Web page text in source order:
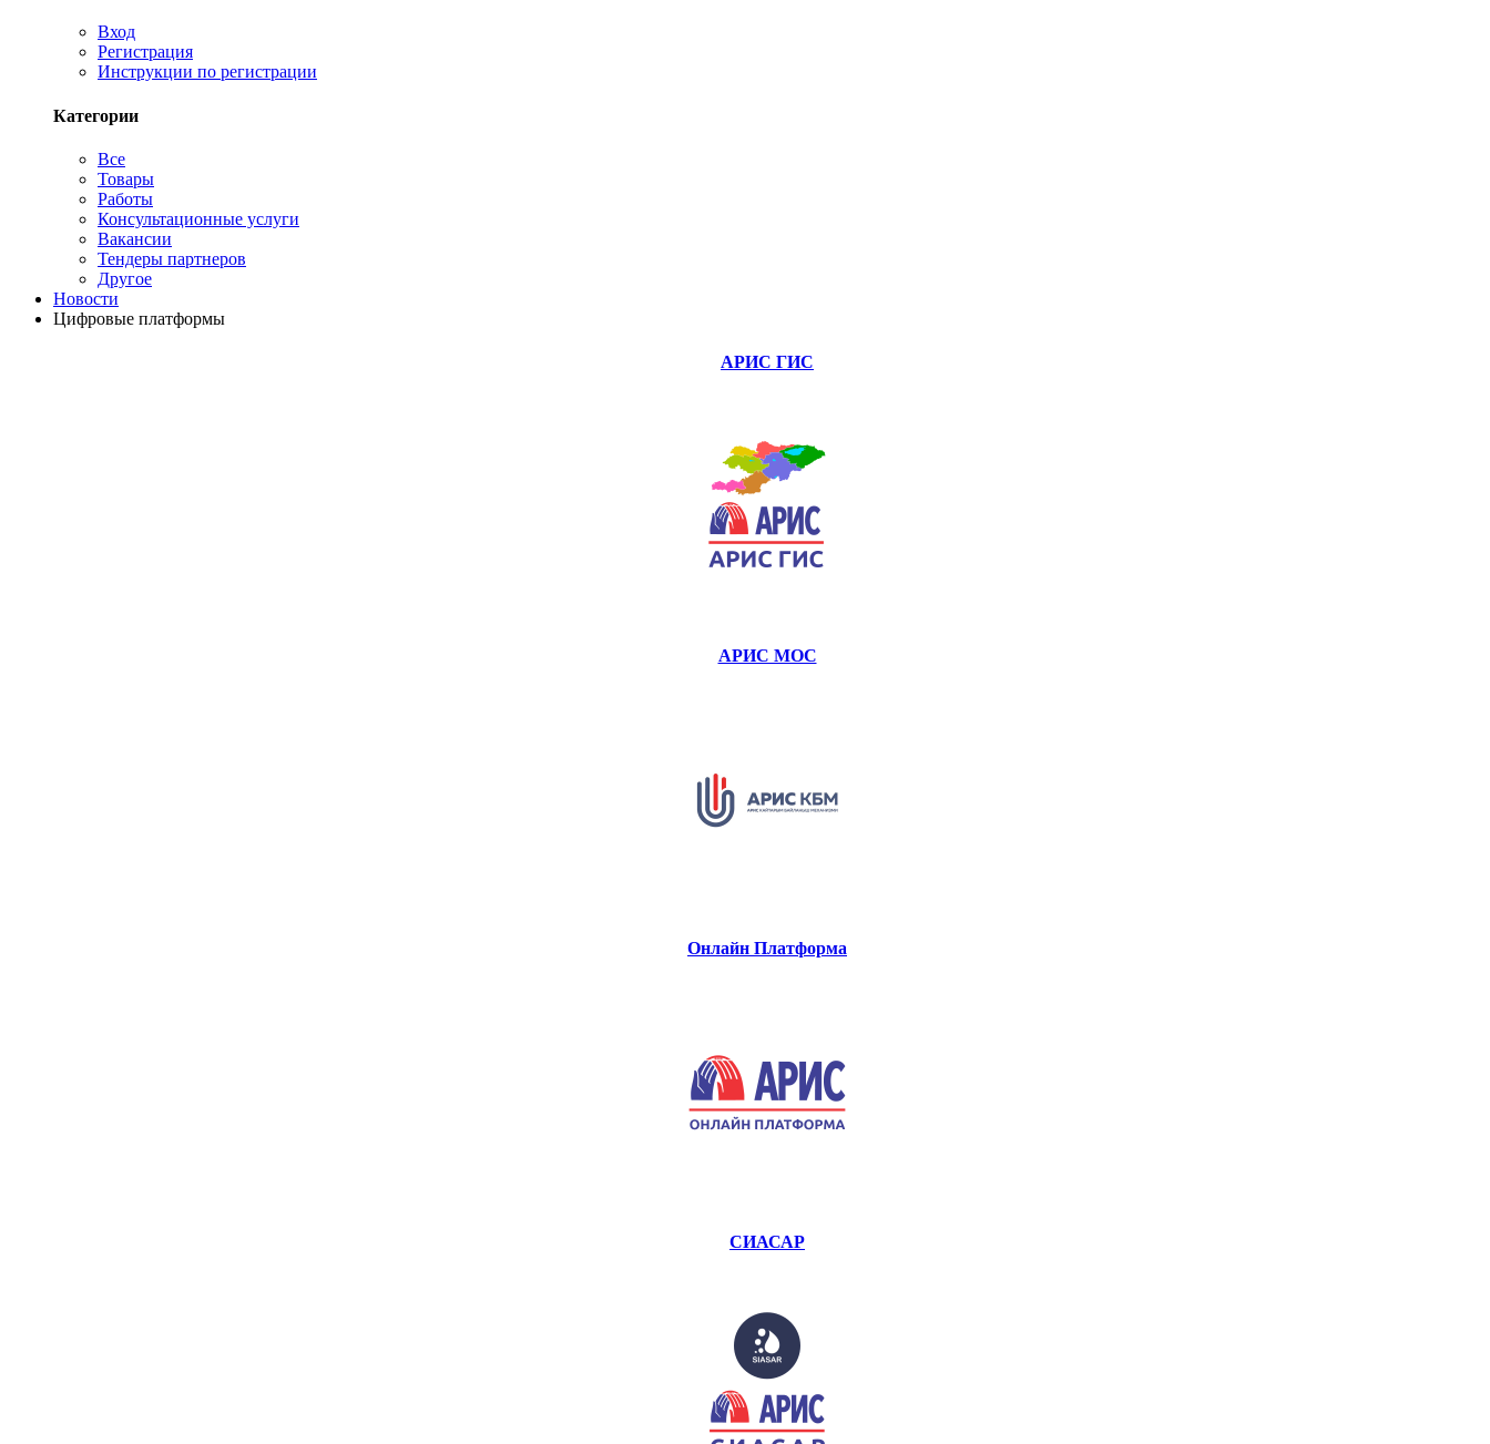
Вход
Регистрация
Инструкции по регистрации
Категории
Все
Товары
Работы
Консультационные услуги
Вакансии
Тендеры партнеров
Другое
Новости
Цифровые платформы
АРИС ГИС
АРИС МОС
Онлайн Платформа
СИАСАР